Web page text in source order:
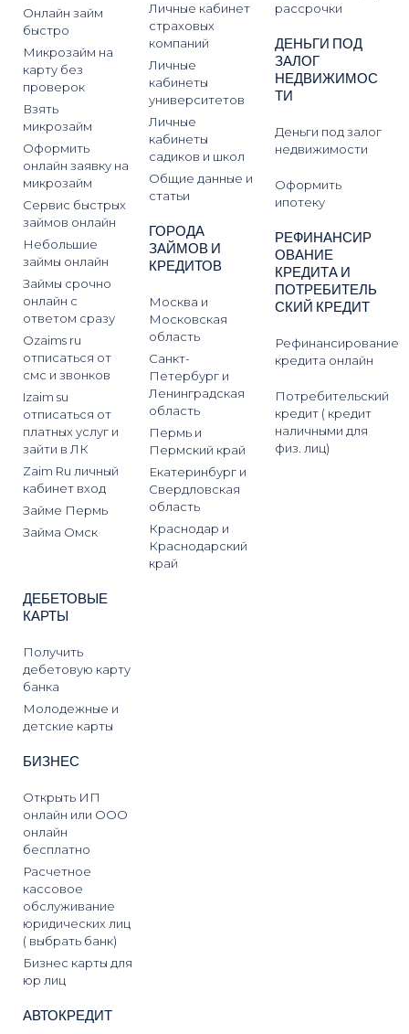
Онлайн займ
быстро
Микрозайм на
карту без
проверок
Взять
микрозайм
Оформить
онлайн заявку на
микрозайм
Сервис быстрых
займов онлайн
Небольшие
займы онлайн
Займы срочно
онлайн с
ответом сразу
Ozaims ru
отписаться от
смс и звонков
Izaim su
отписаться от
платных услуг и
зайти в ЛК
Zaim Ru личный
кабинет вход
Займе Пермь
Займа Омск
Личные кабинет
страховых
компаний
Личные
кабинеты
университетов
Личные
кабинеты
садиков и школ
Общие данные и
статьи
ГОРОДА
ЗАЙМОВ И
КРЕДИТОВ
Москва и
Московская
область
Санкт-
Петербург и
Ленинградская
область
Пермь и
Пермский край
Екатеринбург и
Свердловская
область
Краснодар и
Краснодарский
край
рассрочки
ДЕНЬГИ ПОД
ЗАЛОГ
НЕДВИЖИМОС
ТИ
Деньги под залог
недвижимости
Оформить
ипотеку
РЕФИНАНСИР
ОВАНИЕ
КРЕДИТА И
ПОТРЕБИТЕЛЬ
СКИЙ КРЕДИТ
Рефинансирование
кредита онлайн
Потребительский
кредит ( кредит
наличными для
физ. лиц)
ДЕБЕТОВЫЕ
КАРТЫ
Получить
дебетовую карту
банка
Молодежные и
детские карты
БИЗНЕС
Открыть ИП
онлайн или ООО
онлайн
бесплатно
Расчетное
кассовое
обслуживание
юридических лиц
( выбрать банк)
Бизнес карты для
юр лиц
АВТОКРЕДИТ